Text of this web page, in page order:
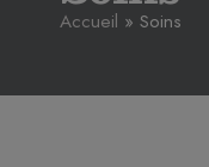
Accueil » Soins